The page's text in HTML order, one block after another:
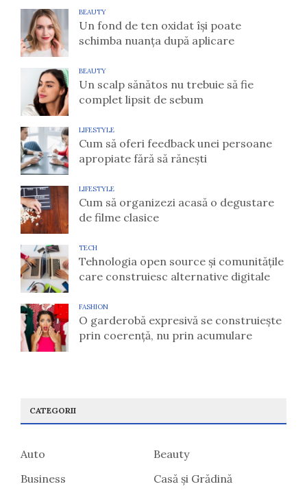
BEAUTY
Un fond de ten oxidat își poate
schimba nuanța după aplicare
BEAUTY
Un scalp sănătos nu trebuie să fie
complet lipsit de sebum
LIFESTYLE
Cum să oferi feedback unei persoane
apropiate fără să rănești
LIFESTYLE
Cum să organizezi acasă o degustare
de filme clasice
TECH
Tehnologia open source și comunitățile
care construiesc alternative digitale
FASHION
O garderobă expresivă se construiește
prin coerență, nu prin acumulare
CATEGORII
Auto
Beauty
Business
Casă și Grădină